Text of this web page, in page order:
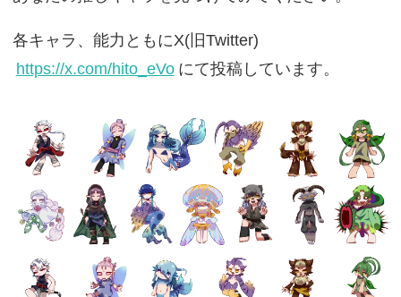
各キャラ、能力ともにX(旧Twitter)
https://x.com/hito_eVo にて投稿しています。